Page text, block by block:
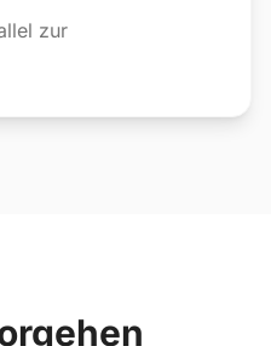
zur